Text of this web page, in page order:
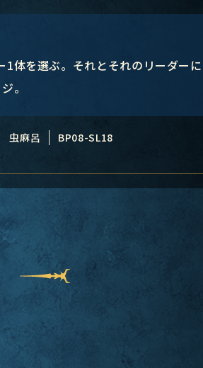
1体を選ぶ。それとそれのリーダー
。
虫麻呂 BP08-SL18